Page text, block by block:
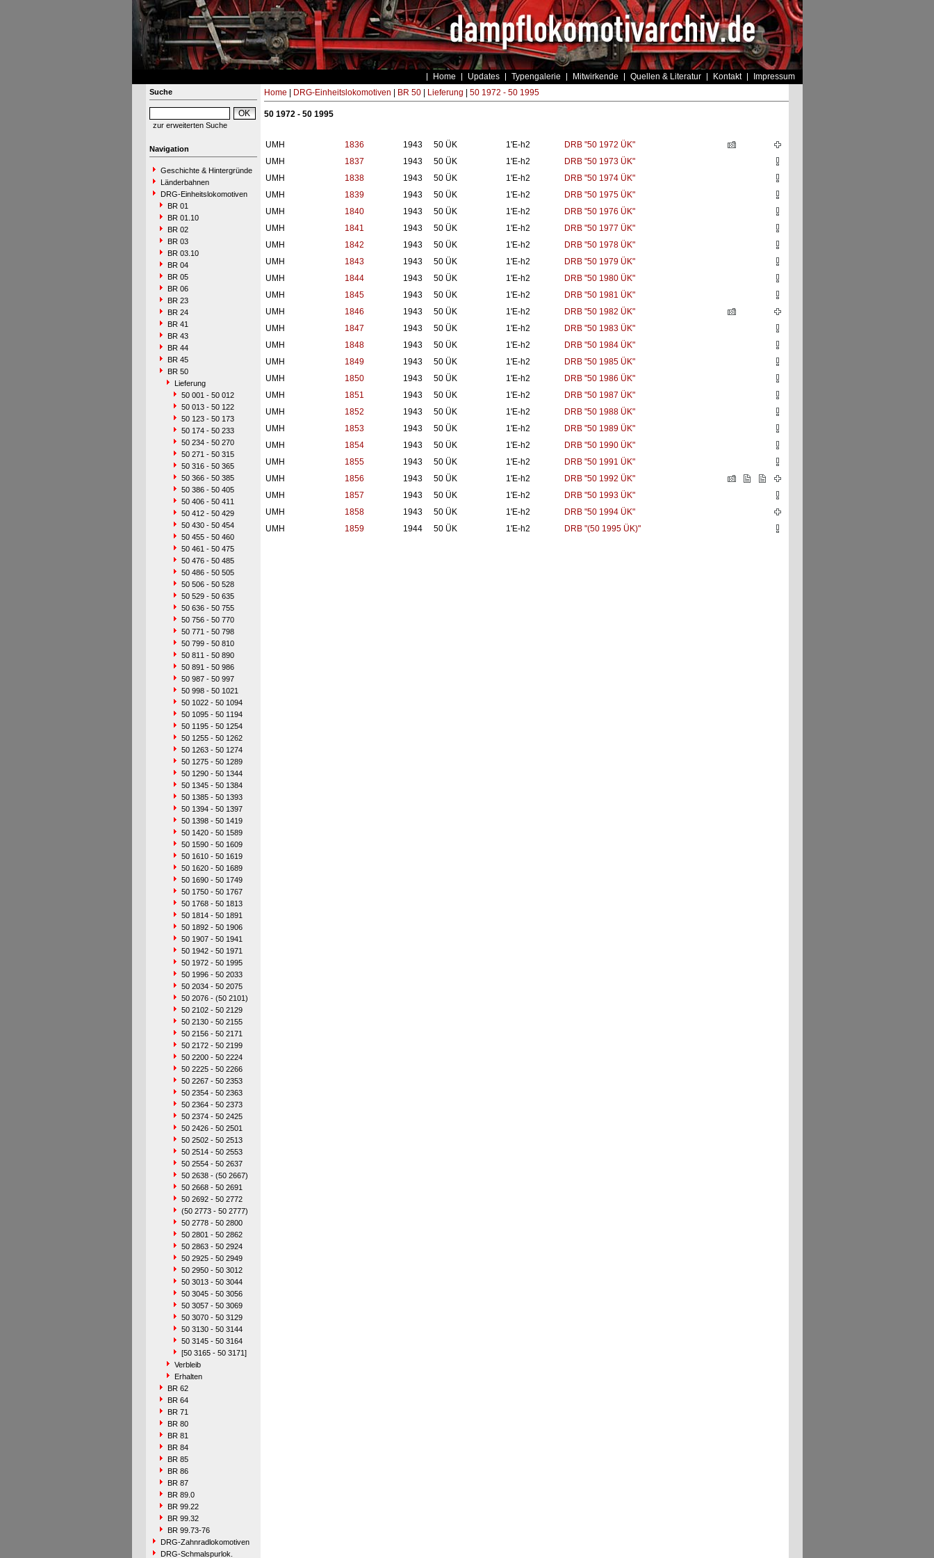
Home Updates Typengalerie Mitwirkende Quellen & Literatur Kontakt Impressum
Suche
zur erweiterten Suche
Navigation
Geschichte & Hintergründe
Länderbahnen
DRG-Einheitslokomotiven
BR 01
BR 01.10
BR 02
BR 03
BR 03.10
BR 04
BR 05
BR 06
BR 23
BR 24
BR 41
BR 43
BR 44
BR 45
BR 50
Lieferung
50 001 - 50 012
50 013 - 50 122
50 123 - 50 173
50 174 - 50 233
50 234 - 50 270
50 271 - 50 315
50 316 - 50 365
50 366 - 50 385
50 386 - 50 405
50 406 - 50 411
50 412 - 50 429
50 430 - 50 454
50 455 - 50 460
50 461 - 50 475
50 476 - 50 485
50 486 - 50 505
50 506 - 50 528
50 529 - 50 635
50 636 - 50 755
50 756 - 50 770
50 771 - 50 798
50 799 - 50 810
50 811 - 50 890
50 891 - 50 986
50 987 - 50 997
50 998 - 50 1021
50 1022 - 50 1094
50 1095 - 50 1194
50 1195 - 50 1254
50 1255 - 50 1262
50 1263 - 50 1274
50 1275 - 50 1289
50 1290 - 50 1344
50 1345 - 50 1384
50 1385 - 50 1393
50 1394 - 50 1397
50 1398 - 50 1419
50 1420 - 50 1589
50 1590 - 50 1609
50 1610 - 50 1619
50 1620 - 50 1689
50 1690 - 50 1749
50 1750 - 50 1767
50 1768 - 50 1813
50 1814 - 50 1891
50 1892 - 50 1906
50 1907 - 50 1941
50 1942 - 50 1971
50 1972 - 50 1995
50 1996 - 50 2033
50 2034 - 50 2075
50 2076 - (50 2101)
50 2102 - 50 2129
50 2130 - 50 2155
50 2156 - 50 2171
50 2172 - 50 2199
50 2200 - 50 2224
50 2225 - 50 2266
50 2267 - 50 2353
50 2354 - 50 2363
50 2364 - 50 2373
50 2374 - 50 2425
50 2426 - 50 2501
50 2502 - 50 2513
50 2514 - 50 2553
50 2554 - 50 2637
50 2638 - (50 2667)
50 2668 - 50 2691
50 2692 - 50 2772
(50 2773 - 50 2777)
50 2778 - 50 2800
50 2801 - 50 2862
50 2863 - 50 2924
50 2925 - 50 2949
50 2950 - 50 3012
50 3013 - 50 3044
50 3045 - 50 3056
50 3057 - 50 3069
50 3070 - 50 3129
50 3130 - 50 3144
50 3145 - 50 3164
[50 3165 - 50 3171]
Verbleib
Erhalten
BR 62
BR 64
BR 71
BR 80
BR 81
BR 84
BR 85
BR 86
BR 87
BR 89.0
BR 99.22
BR 99.32
BR 99.73-76
DRG-Zahnradlokomotiven
DRG-Schmalspurlok.
Home DRG-Einheitslokomotiven BR 50| Lieferung 50 1972 - 50 1995
50 1972 - 50 1995
UMH 1836 1943 50 ÜK 1'E-h2
DRB "50 1972 ÜK"
UMH
1837 1943 50 ÜK 1'E-h2
DRB "50 1973 ÜK"
UMH
1838 1943 50 ÜK 1'E-h2
DRB "50 1974 ÜK"
UMH
1839 1943 50 ÜK 1'E-h2
DRB "50 1975 ÜK"
UMH
1840 1943 50 ÜK 1'E-h2
DRB "50 1976 ÜK"
UMH
1841 1943 50 ÜK 1'E-h2
DRB "50 1977 ÜK"
UMH
1842 1943 50 ÜK 1'E-h2
DRB "50 1978 ÜK"
UMH
1843 1943 50 ÜK 1'E-h2
DRB "50 1979 ÜK"
UMH
1844 1943 50 ÜK 1'E-h2
DRB "50 1980 ÜK"
UMH
1845 1943 50 ÜK 1'E-h2
DRB "50 1981 ÜK"
UMH
1846 1943 50 ÜK 1'E-h2
DRB "50 1982 ÜK"
UMH
1847 1943 50 ÜK 1'E-h2
DRB "50 1983 ÜK"
UMH
1848 1943 50 ÜK 1'E-h2
DRB "50 1984 ÜK"
UMH
1849 1943 50 ÜK 1'E-h2
DRB "50 1985 ÜK"
UMH
1850 1943 50 ÜK 1'E-h2
DRB "50 1986 ÜK"
UMH
1851 1943 50 ÜK 1'E-h2
DRB "50 1987 ÜK"
UMH
1852 1943 50 ÜK 1'E-h2
DRB "50 1988 ÜK"
UMH
1853 1943 50 ÜK 1'E-h2
DRB "50 1989 ÜK"
UMH
1854 1943 50 ÜK 1'E-h2
DRB "50 1990 ÜK"
UMH
1855 1943 50 ÜK 1'E-h2
DRB "50 1991 ÜK"
UMH
1856 1943 50 ÜK 1'E-h2
DRB "50 1992 ÜK"
UMH
1857 1943 50 ÜK 1'E-h2
DRB "50 1993 ÜK"
UMH
1858 1943 50 ÜK 1'E-h2
DRB "50 1994 ÜK"
UMH
1859 1944 50 ÜK 1'E-h2 DRB "(50 1995 ÜK)"